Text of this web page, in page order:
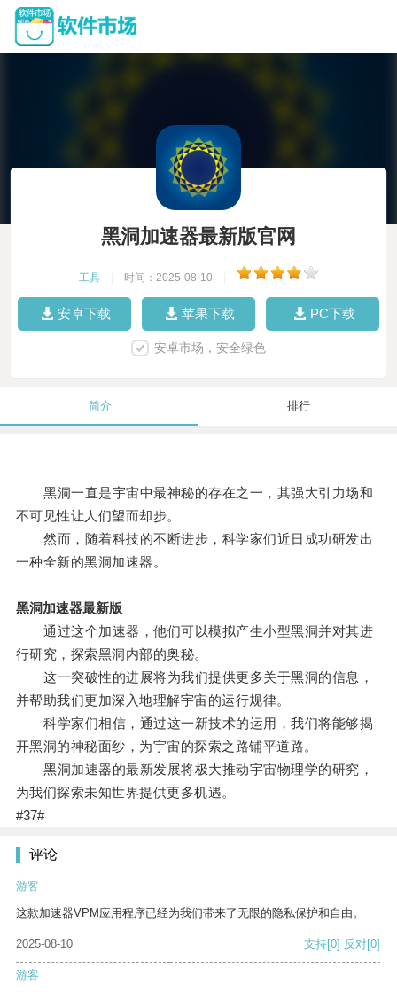
黑洞加速器最新版官网
工具 时间：2025-08-10
安卓下载 苹果下载 PC下载
安卓市场，安全绿色
简介 排行
黑洞一直是宇宙中最神秘的存在之一，其强大引力场和
不可见性让人们望而却步。
然而，随着科技的不断进步，科学家们近日成功研发出
一种全新的黑洞加速器。
黑洞加速器最新版
通过这个加速器，他们可以模拟产生小型黑洞并对其进
行研究，探索黑洞内部的奥秘。
这一突破性的进展将为我们提供更多关于黑洞的信息，
并帮助我们更加深入地理解宇宙的运行规律。
科学家们相信，通过这一新技术的运用，我们将能够揭
开黑洞的神秘面纱，为宇宙的探索之路铺平道路。
黑洞加速器的最新发展将极大推动宇宙物理学的研究，
为我们探索未知世界提供更多机遇。
#37#
评论
游客
这款加速器VPM应用程序已经为我们带来了无限的隐私保护和自由。
2025-08-10 支持[0] 反对[0]
游客